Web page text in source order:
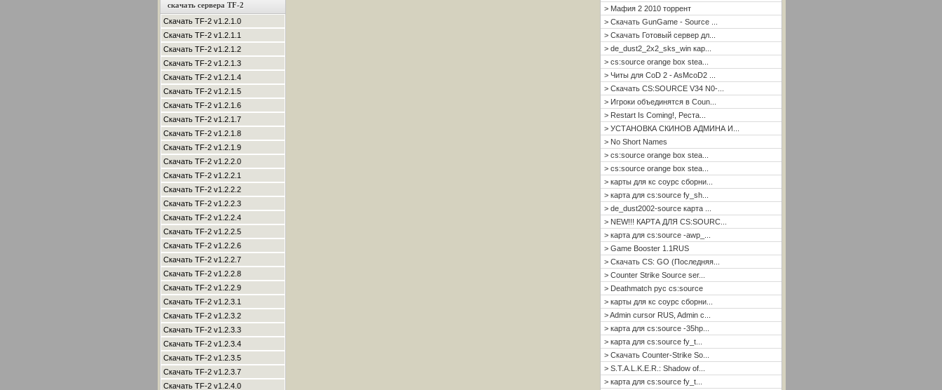
скачать сервера TF-2
Скачать TF-2 v1.2.1.0
Скачать TF-2 v1.2.1.1
Скачать TF-2 v1.2.1.2
Скачать TF-2 v1.2.1.3
Скачать TF-2 v1.2.1.4
Скачать TF-2 v1.2.1.5
Скачать TF-2 v1.2.1.6
Скачать TF-2 v1.2.1.7
Скачать TF-2 v1.2.1.8
Скачать TF-2 v1.2.1.9
Скачать TF-2 v1.2.2.0
Скачать TF-2 v1.2.2.1
Скачать TF-2 v1.2.2.2
Скачать TF-2 v1.2.2.3
Скачать TF-2 v1.2.2.4
Скачать TF-2 v1.2.2.5
Скачать TF-2 v1.2.2.6
Скачать TF-2 v1.2.2.7
Скачать TF-2 v1.2.2.8
Скачать TF-2 v1.2.2.9
Скачать TF-2 v1.2.3.1
Скачать TF-2 v1.2.3.2
Скачать TF-2 v1.2.3.3
Скачать TF-2 v1.2.3.4
Скачать TF-2 v1.2.3.5
Скачать TF-2 v1.2.3.7
Скачать TF-2 v1.2.4.0
> Мафия 2 2010 торрент
> Скачать GunGame - Source ...
> Скачать Готовый сервер дл...
> de_dust2_2x2_sks_win кар...
> cs:source orange box stea...
> Читы для CoD 2 - AsMcoD2 ...
> Скачать CS:SOURCE V34 N0-...
> Игроки объединятся в Coun...
> Restart Is Coming!, Реста...
> УСТАНОВКА СКИНОВ АДМИНА И...
> No Short Names
> cs:source orange box stea...
> cs:source orange box stea...
> карты для кс соурс сборни...
> карта для cs:source fy_sh...
> de_dust2002-source карта ...
> NEW!!! КАРТА ДЛЯ CS:SOURC...
> карта для cs:source -awp_...
> Game Booster 1.1RUS
> Скачать CS: GO (Последняя...
> Counter Strike Source ser...
> Deathmatch рус cs:source
> карты для кс соурс сборни...
> Admin cursor RUS, Admin c...
> карта для cs:source -35hp...
> карта для cs:source fy_t...
> Скачать Counter-Strike So...
> S.T.A.L.K.E.R.: Shadow of...
> карта для cs:source fy_t...